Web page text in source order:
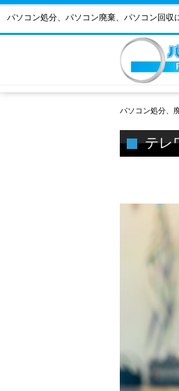
パソコン処分、パソコン廃棄、パソコン回
パソコン処分、
テレ